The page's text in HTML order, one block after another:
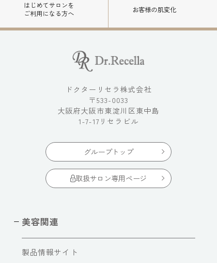
はじめてサロンを
ご利用になる方へ
お客様の肌変化
ドクターリセラ株式会社
〒533-0033
大阪府大阪市東淀川区東中島
1-7-17リセラビル
グループトップ
取扱サロン専用ページ
美容関連
製品情報サイト